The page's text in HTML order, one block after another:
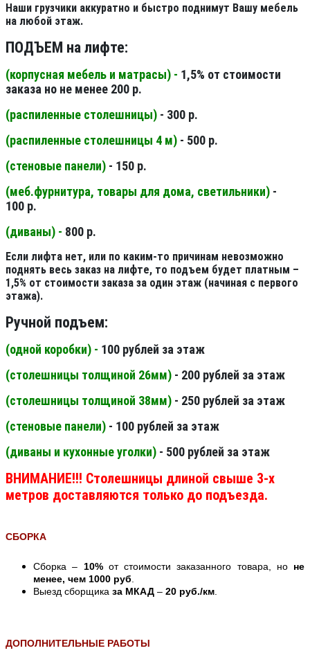
Наши грузчики аккуратно и быстро поднимут Вашу мебель
на любой этаж.
ПОДЪЕМ на лифте:
(корпусная мебель и матрасы) - 1,5% от стоимости
заказа но не менее 200 р.
(распиленные столешницы) - 300 р.
(распиленные столешницы 4 м) - 500 р.
(стеновые панели) - 150 р.
(меб.фурнитура, товары для дома, светильники) -
100 р.
(диваны) - 800 р.
Если лифта нет, или по каким-то причинам невозможно
поднять весь заказ на лифте, то подъем будет платным –
1,5% от стоимости заказа за один этаж (начиная с первого
этажа).
Ручной подъем:
(одной коробки) - 100 рублей за этаж
(столешницы толщиной 26мм) - 200 рублей за этаж
(столешницы толщиной 38мм) - 250 рублей за этаж
(стеновые панели) - 100 рублей за этаж
(диваны и кухонные уголки) - 500 рублей за этаж
ВНИМАНИЕ!!! Столешницы длиной свыше 3-х
метров доставляются только до подъезда.
СБОРКА
Сборка – 10%от стоимости заказанного товара, но не
менее, чем 1000 руб
Выезд сборщика за МКАД – 20 руб./км
ДОПОЛНИТЕЛЬНЫЕ РАБОТЫ